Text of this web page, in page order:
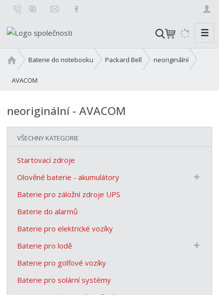
V
h
☰
v
o
í
t
r
a
Baterie do notebooku Packard Bell neoriginální
AVACOM
neoriginální - AVACOM
VŠECHNY KATEGORIE
Startovací zdroje
Olověné baterie - akumulátory
Baterie pro záložní zdroje UPS
Baterie do alarmů
Baterie pro elektrické vozíky
Baterie pro lodě
Baterie pro golfové vozíky
Baterie pro solární systémy